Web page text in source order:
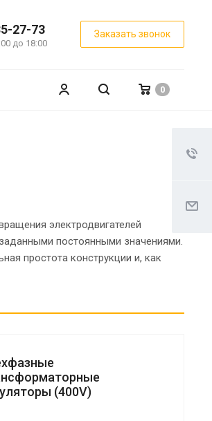
27-73
до 18:00
Заказать звонок
0
электродвигателей
постоянными значениями.
простота конструкции и, как
(400V)